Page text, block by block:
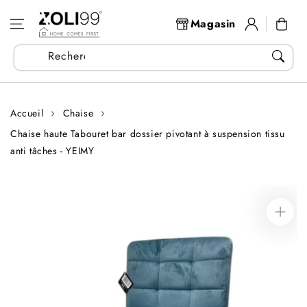
contenu
Recherchez vos articles...
Magasin
connecter
Panier
Accueil
Chaise
Chaise haute Tabouret bar dossier pivotant à suspension tissu
anti tâches - YEIMY